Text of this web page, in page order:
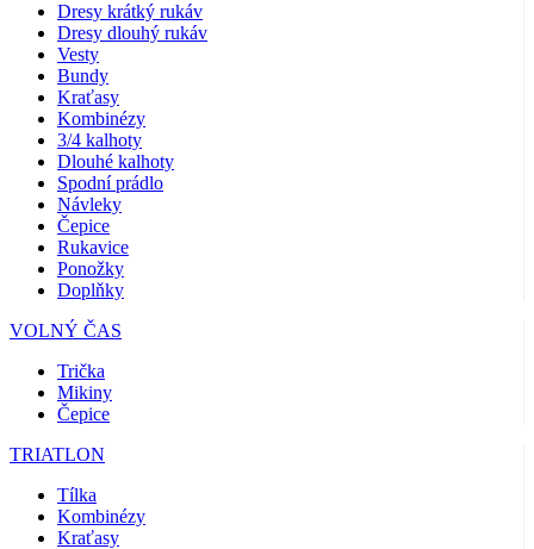
Dresy krátký rukáv
Dresy dlouhý rukáv
Vesty
Bundy
Kraťasy
Kombinézy
3/4 kalhoty
Dlouhé kalhoty
Spodní prádlo
Návleky
Čepice
Rukavice
Ponožky
Doplňky
VOLNÝ ČAS
Trička
Mikiny
Čepice
TRIATLON
Tílka
Kombinézy
Kraťasy